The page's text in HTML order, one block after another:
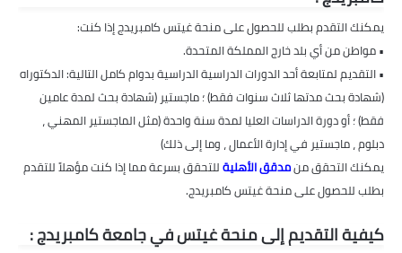
يمكنك التقدم بطلب للحصول على منحة غيتس كامبريدج إذا كنت:
• مواطن من أي بلد خارج المملكة المتحدة.
• التقديم لمتابعة أحد الدورات الدراسية الدراسية بدوام كامل التالية: الدكتوراه
(شهادة بحث مدتها ثلاث سنوات فقط) ؛ ماجستير (شهادة بحث لمدة عامين
فقط) ؛ أو دورة الدراسات العليا لمدة سنة واحدة (مثل الماجستير المهني ،
دبلوم ، ماجستير في إدارة الأعمال ، وما إلى ذلك)
يمكنك التحقق منمدقق الأهليةللتحقق بسرعة مما إذا كنت مؤهلاً للتقدم
بطلب للحصول على منحة غيتس كامبريدج.
كيفية التقديم إلى منحة غيتس في جامعة كامبريدج :